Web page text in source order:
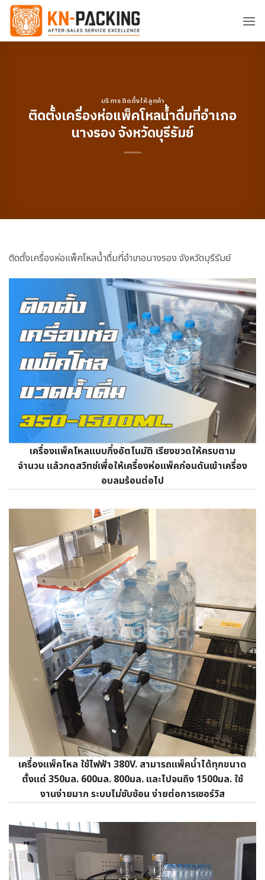
ข้าม
ยัง
บริการติดตั้งให้ลูกค้า
ติดตั้งเครื่องห่อแพ็คโหลน้ำดื่มที่อำเภอ
นางรอง จังหวัดบุรีรัมย์
ติดตั้งเครื่องห่อแพ็คโหลน้ำดื่มที่อำเภอนางรอง จังหวัดบุรีรัมย์
เครื่องแพ็คโหลแบบกึ่งอัตโนมัติ เรียงขวดให้ครบตาม
จำนวน แล้วกดสวิทช์เพื่อให้เครื่องห่อแพ็คก่อนดันเข้าเครื่อง
อบลมร้อนต่อไป
เครื่องแพ็คโหล ใช้ไฟฟ้า 380V. สามารถแพ็คน้ำได้ทุกขนาด
ตั้งแต่ 350มล. 600มล. 800มล. และไปจนถึง 1500มล. ใช้
งานง่ายมาก ระบบไม่ซับซ้อน ง่ายต่อการเซอร์วิส